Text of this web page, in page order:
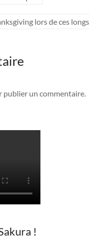
lors de ces longs
publier un commentaire.
!